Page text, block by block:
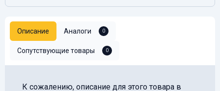
Описание Аналоги 0
Сопутствующие товары 0
К сожалению, описание для этого товара в